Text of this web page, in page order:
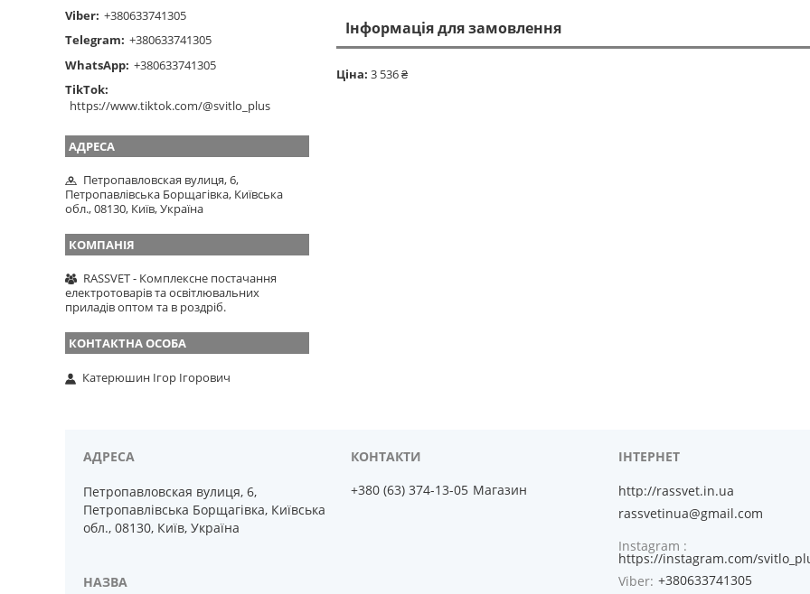
Інформація для замовлення
Ціна: 3 536 ₴
Viber +380633741305
Telegram +380633741305
WhatsApp +380633741305
TikTok
https://www.tiktok.com/@svitlo_plus
Петропавловская вулиця, 6,
Петропавлівська Борщагівка, Київська
обл., 08130, Київ, Україна
RASSVET - Комплексне постачання
електротоварів та освітлювальних
приладів оптом та в роздріб.
Катерюшин Ігор Ігорович
Петропавловская вулиця, 6,
Петропавлівська Борщагівка, Київська
обл., 08130, Київ, Україна
+380 (63) 374-13-05 Магазин
http://rassvet.in.ua
rassvetinua@gmail.com
Instagram
https://instagram.com/
Viber +380633741305